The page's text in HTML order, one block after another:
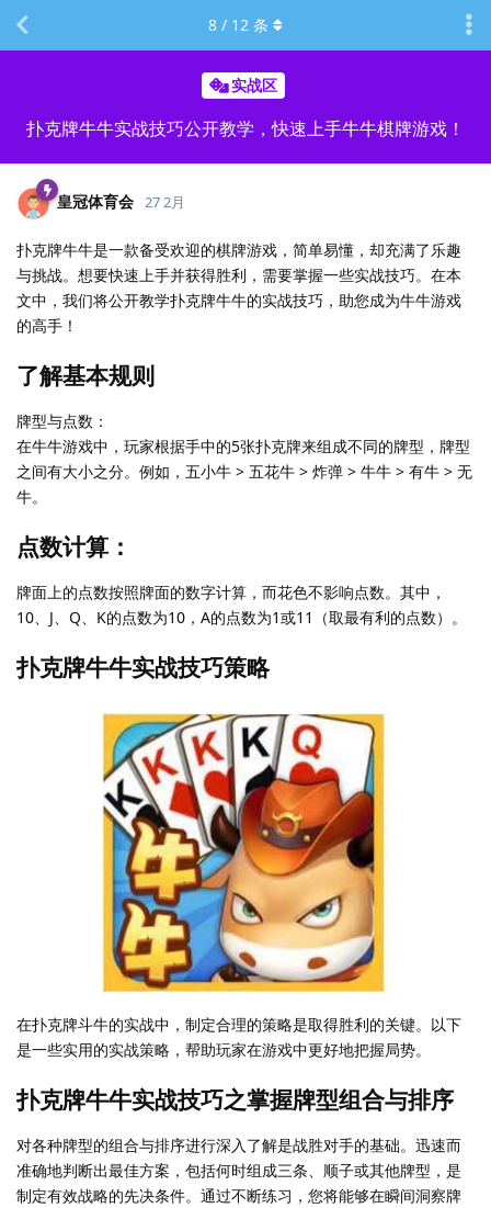
实战区
扑克牌牛牛实战技巧公开教学，快速上手牛牛棋牌游戏！
8 / 12 条
皇冠体育会 27 2月
扑克牌牛牛是一款备受欢迎的棋牌游戏，简单易懂，却充满了乐趣
与挑战。想要快速上手并获得胜利，需要掌握一些实战技巧。在本
文中，我们将公开教学扑克牌牛牛的实战技巧，助您成为牛牛游戏
的高手！
了解基本规则
牌型与点数：
在牛牛游戏中，玩家根据手中的5张扑克牌来组成不同的牌型，牌型
之间有大小之分。例如，五小牛 > 五花牛 > 炸弹 > 牛牛 > 有牛 > 无
牛。
点数计算：
牌面上的点数按照牌面的数字计算，而花色不影响点数。其中，
10、J、Q、K的点数为10，A的点数为1或11（取最有利的点数）。
扑克牌牛牛实战技巧策略
在扑克牌斗牛的实战中，制定合理的策略是取得胜利的关键。以下
是一些实用的实战策略，帮助玩家在游戏中更好地把握局势。
扑克牌牛牛实战技巧之掌握牌型组合与排序
对各种牌型的组合与排序进行深入了解是战胜对手的基础。迅速而
准确地判断出最佳方案，包括何时组成三条、顺子或其他牌型，是
制定有效战略的先决条件。通过不断练习，您将能够在瞬间洞察牌